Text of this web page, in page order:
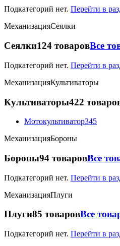
Подкатегорий нет. Перейти в
МеханизацияСеялки
Сеялки124 товаровВсе
Подкатегорий нет. Перейти в
МеханизацияКультиваторы
Культиваторы422
Мотокультиватор345
МеханизацияБороны
Бороны94 товаровВсе
Подкатегорий нет. Перейти в
МеханизацияПлуги
Плуги85 товаровВсе
Подкатегорий нет. Перейти в